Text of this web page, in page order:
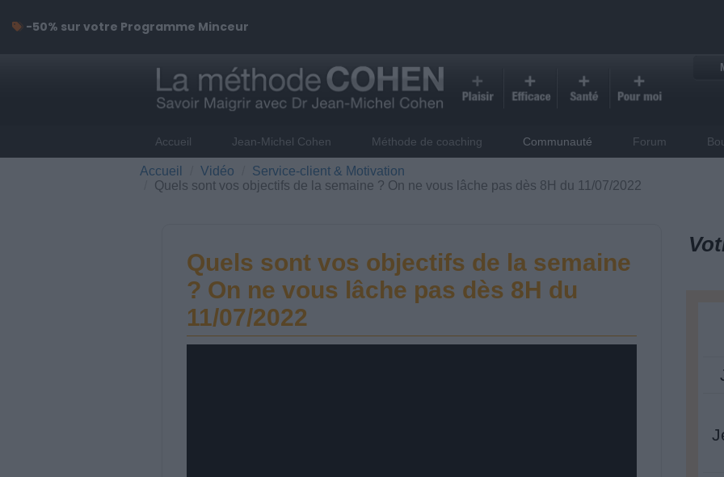
Accueil Jean-Michel Cohen Méthode de coaching Communauté Forum
Accueil Vidéo
Service-client & Motivation
Quels sont vos objectifs de la semaine ? On ne vous lâche pas dès 8H du 11/07/2022
Quels sont vos objectifs de la semaine
? On ne vous lâche pas dès 8H du
11/07/2022
-50% sur votre Programme Minceur